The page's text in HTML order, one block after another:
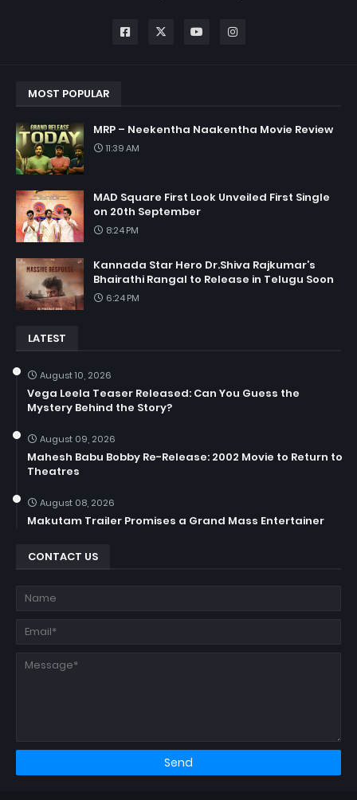
MOST POPULAR
MRP – Neekentha Naakentha Movie Review
11:39 AM
MAD Square First Look Unveiled First Single
on 20th September
8:24 PM
Kannada Star Hero Dr.Shiva Rajkumar’s
Bhairathi Rangal to Release in Telugu Soon
6:24 PM
LATEST
August 10, 2026
Vega Leela Teaser Released: Can You Guess the
Mystery Behind the Story?
August 09, 2026
Mahesh Babu Bobby Re-Release: 2002 Movie to Return to
Theatres
August 08, 2026
Makutam Trailer Promises a Grand Mass Entertainer
CONTACT US